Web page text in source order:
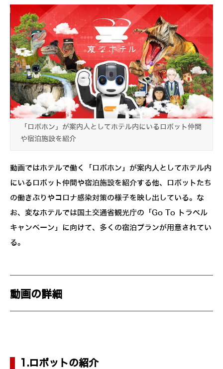
「ロボホン」が案内人としてホテル内にいるロボット仲間
や宿泊施設を紹介
動画ではホテルで働く「ロボホン」が案内人としてホテル内
にいるロボット仲間や宿泊施設を紹介する他、ロボットたち
の働きぶりやコロナ感染対策の様子を映し出している。な
お、変なホテルでは国土交通省観光庁の「Go To トラベル
キャンペーン」に向けて、多くの宿泊プランが用意されてい
る。
動画の詳細
1.ロボットの紹介